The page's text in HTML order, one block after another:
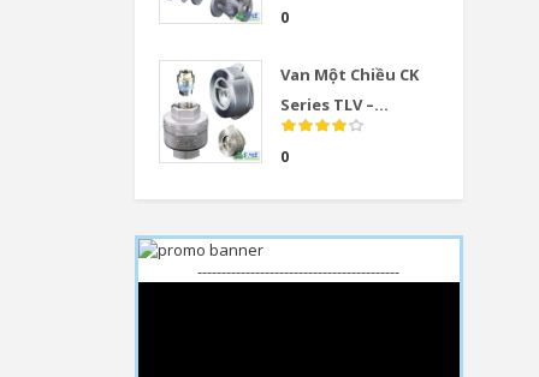
0
Van Một Chiều CK
Series TLV –...
0
------------------------------------------